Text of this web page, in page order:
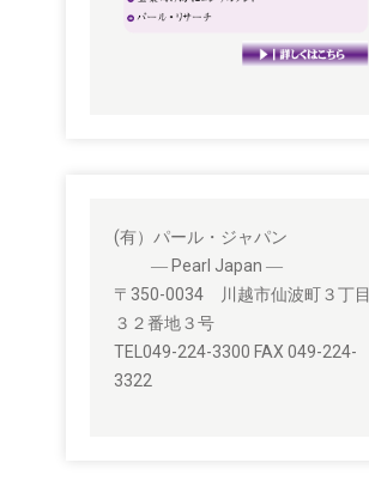
(有）パール・ジャパン
― Pearl Japan ―
〒350-0034 川越市仙波町３丁目
３２番地３号
TEL049-224-3300 FAX 049-224-
3322